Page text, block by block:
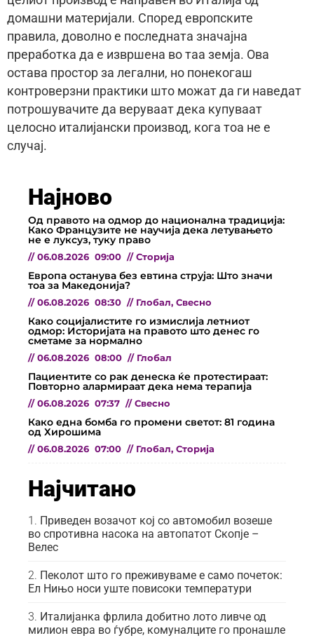
домашни материјали. Според европските
правила, доволно е последната значајна
преработка да е извршена во таа земја. Ова
остава простор за легални, но понекогаш
контроверзни практики што можат да ги наведат
потрошувачите да веруваат дека купуваат
целосно италијански производ, кога тоа не е
случај.
Најново
Од правото на одмор до национална традиција:
Како Французите не научија дека летувањето
не е луксуз, туку право
// 06.08.2026 09:00 // Сторија
Европа останува без евтина струја: Што значи
тоа за Македонија?
// 06.08.2026 08:30 // Глобал, Свесно
Како социјалистите го измислија летниот
одмор: Историјата на правото што денес го
сметаме за нормално
// 06.08.2026 08:00 // Глобал
Пациентите со рак денеска ќе протестираат:
Повторно алармираат дека нема терапија
// 06.08.2026 07:37 // Свесно
Како една бомба го промени светот: 81 година
од Хирошима
// 06.08.2026 07:00 // Глобал, Сторија
Најчитано
Приведен возачот кој со автомобил возеше
во спротивна насока на автопатот Скопје –
Велес
Пеколот што го преживуваме е само почеток:
Ел Нињо носи уште повисоки температури
Италијанка фрлила добитно лото ливче од
милион евра во ѓубре, комуналците го пронашле